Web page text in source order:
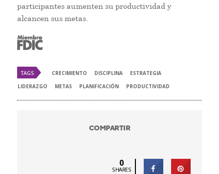
participantes aumenten su productividad y
alcancen sus metas.
TAGS CRECIMIENTO DISCIPLINA
ESTRATEGIA
LIDERAZGO
METAS PLANIFICACIÓN PRODUCTIVIDAD
COMPARTIR
0
SHARES